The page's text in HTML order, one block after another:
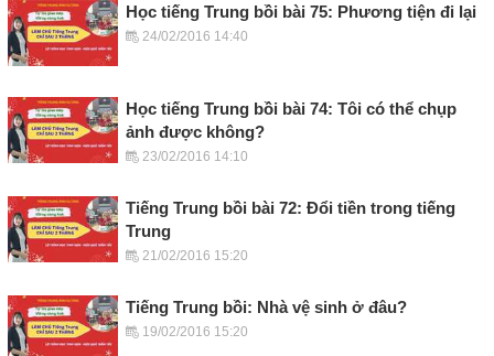
Học tiếng Trung bồi bài 75: Phương tiện đi lại
24/02/2016 14:40
Học tiếng Trung bồi bài 74: Tôi có thể chụp
ảnh được không?
23/02/2016 14:10
Tiếng Trung bồi bài 72: Đổi tiền trong tiếng
Trung
21/02/2016 15:20
Tiếng Trung bồi: Nhà vệ sinh ở đâu?
19/02/2016 15:20